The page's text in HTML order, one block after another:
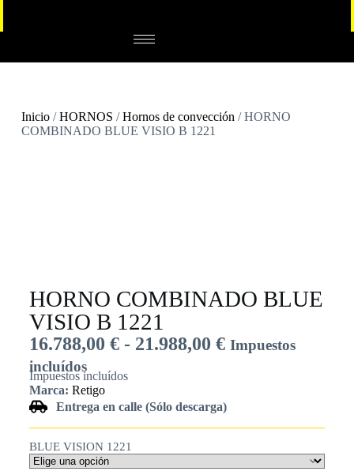
Inicio/HORNOS /Hornos de convección / HORNO
COMBINADO BLUE VISIO B 1221
HORNO COMBINADO BLUE
VISIO B 1221
16.788,00 € - 21.988,00 € Impuestos
incluídos
Impuestos incluídos
Marca: Retigo
Entrega en calle (Sólo descarga)
BLUE VISION 1221